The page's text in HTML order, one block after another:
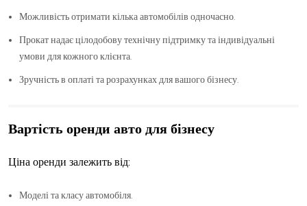
Можливість отримати кілька автомобілів одночасно.
Прокат надає цілодобову технічну підтримку та індивідуальні
умови для кожного клієнта.
Зручність в оплаті та розрахунках для вашого бізнесу.
Вартість оренди авто для бізнесу
Ціна оренди залежить від:
Моделі та класу автомобіля.